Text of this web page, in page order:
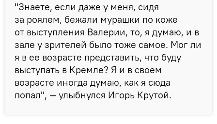
"Знаете, если даже у меня, сидя
за роялем, бежали мурашки по коже
от выступления Валерии, то, я думаю, и в
зале у зрителей было тоже самое. Мог ли
я в ее возрасте представить, что буду
выступать в Кремле? Я и в своем
возрасте иногда думаю, как я сюда
попал", — улыбнулся Игорь Крутой.